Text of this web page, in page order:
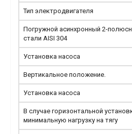
Тип электродвигателя
Погружной асинхронный 2-
стали AISI 304
Установка насоса
Вертикальное положение.
Установка насоса
В случае горизонтальной
минимальную нагрузку на тягу